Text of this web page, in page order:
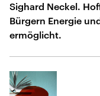
Sighard Neckel.
Bürgern Energie
ermöglicht.